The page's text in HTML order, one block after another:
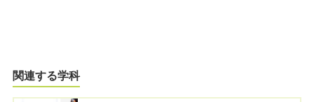
関連する学科